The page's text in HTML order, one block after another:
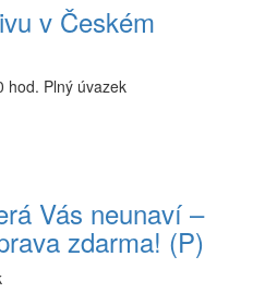
v Českém
hod. Plný úvazek
Vás neunaví –
zdarma! (P)